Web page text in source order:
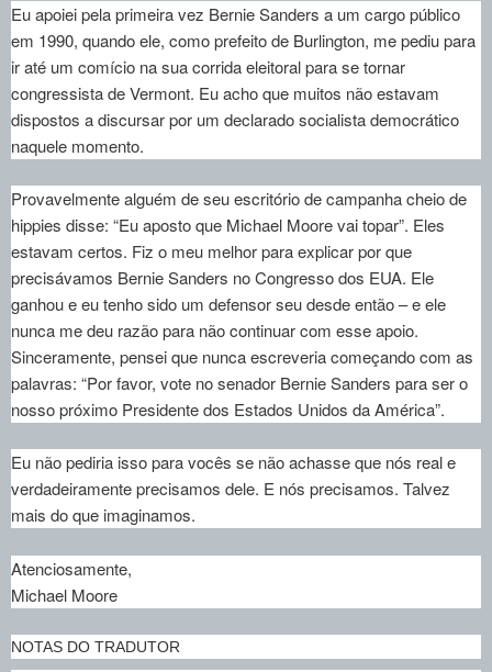
Eu apoiei pela primeira vez Bernie Sanders a um cargo público
em 1990, quando ele, como prefeito de Burlington, me pediu para
ir até um comício na sua corrida eleitoral para se tornar
congressista de Vermont. Eu acho que muitos não estavam
dispostos a discursar por um declarado socialista democrático
naquele momento.
Provavelmente alguém de seu escritório de campanha cheio de
hippies disse: “Eu aposto que Michael Moore vai topar”. Eles
estavam certos. Fiz o meu melhor para explicar por que
precisávamos Bernie Sanders no Congresso dos EUA. Ele
ganhou e eu tenho sido um defensor seu desde então – e ele
nunca me deu razão para não continuar com esse apoio.
Sinceramente, pensei que nunca escreveria começando com as
palavras: “Por favor, vote no senador Bernie Sanders para ser o
nosso próximo Presidente dos Estados Unidos da América”.
Eu não pediria isso para vocês se não achasse que nós real e
verdadeiramente precisamos dele. E nós precisamos. Talvez
mais do que imaginamos.
Atenciosamente,
Michael Moore
NOTAS DO TRADUTOR